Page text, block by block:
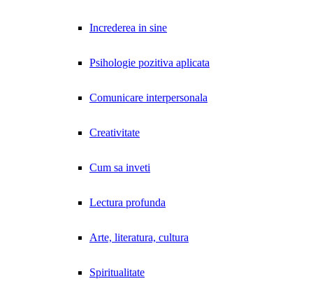
Increderea in sine
Psihologie pozitiva aplicata
Comunicare interpersonala
Creativitate
Cum sa inveti
Lectura profunda
Arte, literatura, cultura
Spiritualitate